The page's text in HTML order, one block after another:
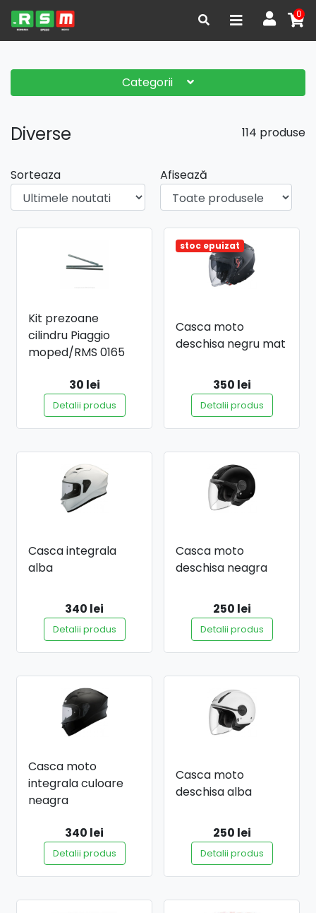
0
Categorii
114 produse
Diverse
Sorteaza Afisează
Kit prezoane
cilindru Piaggio
moped/RMS 0165
30 lei
Detalii produs
stoc epuizat
Casca moto
deschisa negru mat
350 lei
Detalii produs
Casca integrala
alba
340 lei
Detalii produs
Casca moto
deschisa neagra
250 lei
Detalii produs
Casca moto
integrala culoare
neagra
340 lei
Detalii produs
Casca moto
deschisa alba
250 lei
Detalii produs